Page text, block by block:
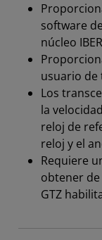
software
núcleo
usuario de
Los
la
reloj de
reloj y el
Requiere
obtener
GTZ